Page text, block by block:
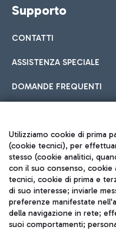
Supporto
CONTATTI
ASSISTENZA SPECIALE
DOMANDE FREQUENTI
Seguici sui social
Utilizziamo cookie di prima
(cookie tecnici), per
stesso (cookie analitici,
con il suo consenso, cookie
tecnici, cookie di prima e
di suo interesse; inviarle
preferenze manifestate
della navigazione in rete;
suoi comportamenti;